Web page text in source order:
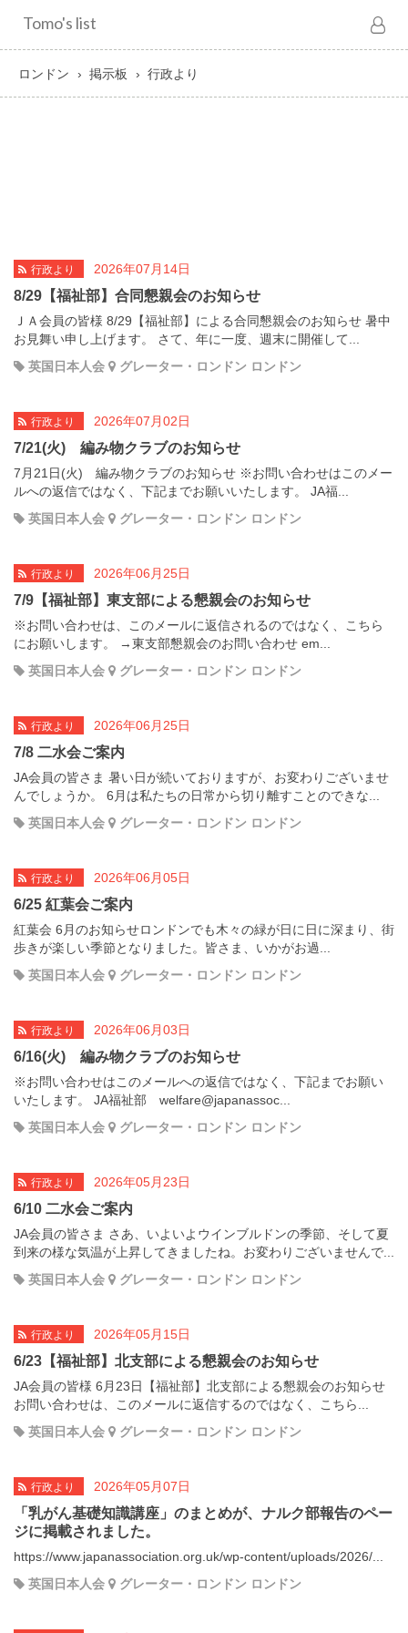
Tomo's list
ロンドン 掲示板 行政より
行政より 2026年07月14日
8/29【福祉部】合同懇親会のお知らせ
ＪＡ会員の皆様 8/29【福祉部】による合同懇親会のお知らせ 暑中
お見舞い申し上げます。 さて、年に一度、週末に開催して...
英国日本人会
グレーター・ロンドン ロンドン
行政より 2026年07月02日
7/21(火) 編み物クラブのお知らせ
7月21日(火) 編み物クラブのお知らせ ※お問い合わせはこのメー
ルへの返信ではなく、下記までお願いいたします。 JA福...
英国日本人会
グレーター・ロンドン ロンドン
行政より 2026年06月25日
7/9【福祉部】東支部による懇親会のお知らせ
※お問い合わせは、このメールに返信されるのではなく、こちら
にお願いします。 →東支部懇親会のお問い合わせ em...
英国日本人会
グレーター・ロンドン ロンドン
行政より 2026年06月25日
7/8 二水会ご案内
JA会員の皆さま 暑い日が続いておりますが、お変わりございませ
んでしょうか。 6月は私たちの日常から切り離すことのできな...
英国日本人会
グレーター・ロンドン ロンドン
行政より 2026年06月05日
6/25 紅葉会ご案内
紅葉会 6月のお知らせロンドンでも木々の緑が日に日に深まり、街
歩きが楽しい季節となりました。皆さま、いかがお過...
英国日本人会
グレーター・ロンドン ロンドン
行政より 2026年06月03日
6/16(火) 編み物クラブのお知らせ
※お問い合わせはこのメールへの返信ではなく、下記までお願い
いたします。 JA福祉部 welfare@japanassoc...
英国日本人会
グレーター・ロンドン ロンドン
行政より 2026年05月23日
6/10 二水会ご案内
JA会員の皆さま さあ、いよいよウインブルドンの季節、そして夏
到来の様な気温が上昇してきましたね。お変わりございませんで...
英国日本人会
グレーター・ロンドン ロンドン
行政より 2026年05月15日
6/23【福祉部】北支部による懇親会のお知らせ
JA会員の皆様 6月23日【福祉部】北支部による懇親会のお知らせ
お問い合わせは、このメールに返信するのではなく、こちら...
英国日本人会
グレーター・ロンドン ロンドン
行政より 2026年05月07日
「乳がん基礎知識講座」のまとめが、ナルク部報告のペー
ジに掲載されました。
https://www.japanassociation.org.uk/wp-content/uploads/2026/...
英国日本人会
グレーター・ロンドン ロンドン